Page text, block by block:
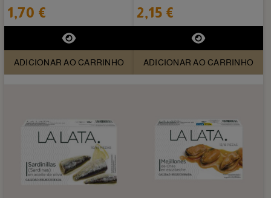
Lata.
1,70 €
ADICIONAR AO CARRINHO
Lata
2,15 €
ADICIONAR AO CARRINHO